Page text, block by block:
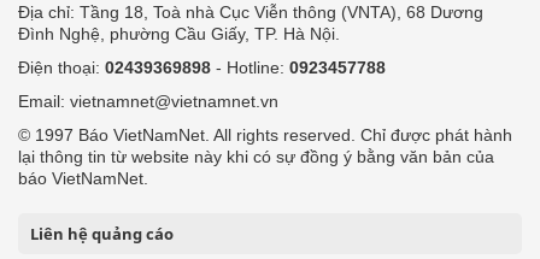
Địa chỉ: Tầng 18, Toà nhà Cục Viễn thông (VNTA), 68 Dương
Đình Nghệ, phường Cầu Giấy, TP. Hà Nội.
Điện thoại: 02439369898 - Hotline: 0923457788
Email: vietnamnet@vietnamnet.vn
© 1997 Báo VietNamNet. All rights reserved. Chỉ được phát hành
lại thông tin từ website này khi có sự đồng ý bằng văn bản của
báo VietNamNet.
Liên hệ quảng cáo